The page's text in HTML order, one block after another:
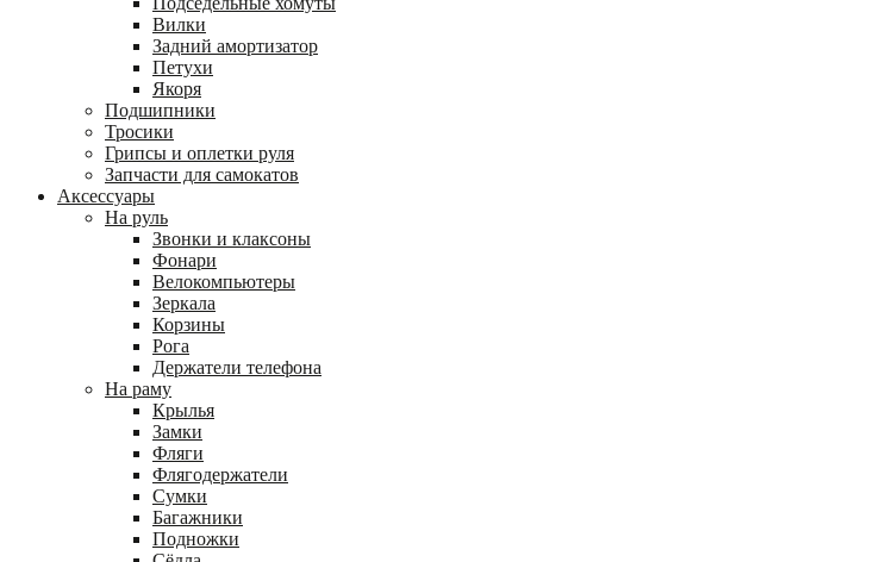
Вилки
Задний амортизатор
Петухи
Якоря
Подшипники
Тросики
Грипсы и оплетки руля
Запчасти для самокатов
Аксессуары
На руль
Звонки и клаксоны
Фонари
Велокомпьютеры
Зеркала
Корзины
Рога
Держатели телефона
На раму
Крылья
Замки
Фляги
Флягодержатели
Сумки
Багажники
Подножки